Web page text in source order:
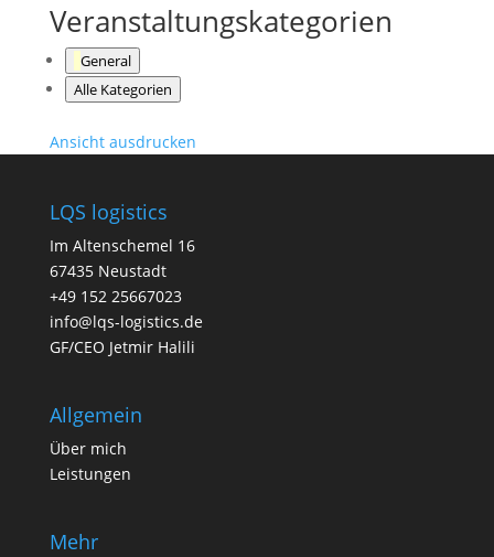
Veranstaltungskategorien
General
Alle Kategorien
Ansichtausdrucken
LQS logistics
Im Altenschemel 16
67435 Neustadt
+49 152 25667023
info@lqs-logistics.de
GF/CEO Jetmir Halili
Allgemein
Über mich
Leistungen
Mehr